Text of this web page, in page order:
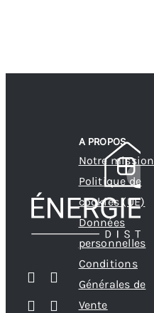
A PROPOS
Notre mission
Politique de
cookies (UE)
Données
personnelles
Conditions
Générales de
Vente